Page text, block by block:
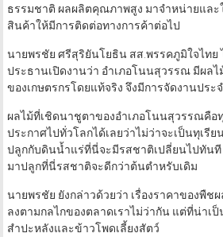
ธรรมชาติ ผลผลิตคุณภาพสูง มาจำหน่ายและ
สินค้าให้มีการติดต่อทางการค้าต่อไป
นายพรชัย ศรีสุริยันโยธิน สส.พรรคภูมิใจไทย
ประธานเปิดงานว่า อำเภอโนนสุวรรณ มีผล
ของเกษตรกรโดยแท้จริง จึงมีการจัดงานปร
ผลไม้ที่เชิดนาชูตาของอำเภอโนนสุวรรณคือ
ประกาศไปทั่วโลกได้เลยว่าไม่ว่าจะเป็นทุเรี
ปลูกกับดินน้ำแร่ที่นี่จะมีรสชาติเปลี่ยนไปทัน
มาปลูกที่นี่รสชาติจะดีกว่าต้นตำหรับเดิม
นายพรชัย ยังกล่าวด้วยว่า เรื่องราคาของพืช
ลงตามกลไกของตลาดเราไม่ว่ากัน แต่ที่น่าเ
สำปะหลังและข้าวโพดเลี้ยงสัตว์